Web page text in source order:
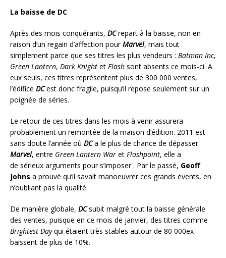
La baisse de DC
Après des mois conquérants, DCrepart à la baisse, non en
raison d’un regain d’affection pourMarvel, mais tout
simplement parce que ses titres les plus vendeurs : Batman Inc,
Green Lantern, Dark Knight et Flash sont absents ce mois-ci. A
eux seuls, ces titres représentent plus de 300 000 ventes,
l’édifice DCest donc fragile, puisqu’il repose seulement sur un
poignée de séries.
Le retour de ces titres dans les mois à venir assurera
probablement un remontée de la maison d’édition. 2011 est
sans doute l’année où DCa le plus de chance de dépasser
Marvel, entre Green Lantern War et Flashpoint, elle a
de sérieux arguments pour s’imposer . Par le passé, Geoff
Johns a prouvé qu’il savait manoeuvrer ces grands évents, en
n’oubliant pas la qualité.
De manière globale, DCsubit malgré tout la baisse générale
des ventes, puisque en ce mois de janvier, des titres comme
Brightest Dayqui étaient très stables autour de 80 000ex
baissent de plus de 10%.